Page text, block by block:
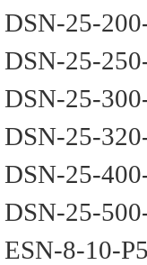
DSN-25-
DSN-25-
DSN-25-
DSN-25-
DSN-25-
DSN-25-
ESN-8-10-